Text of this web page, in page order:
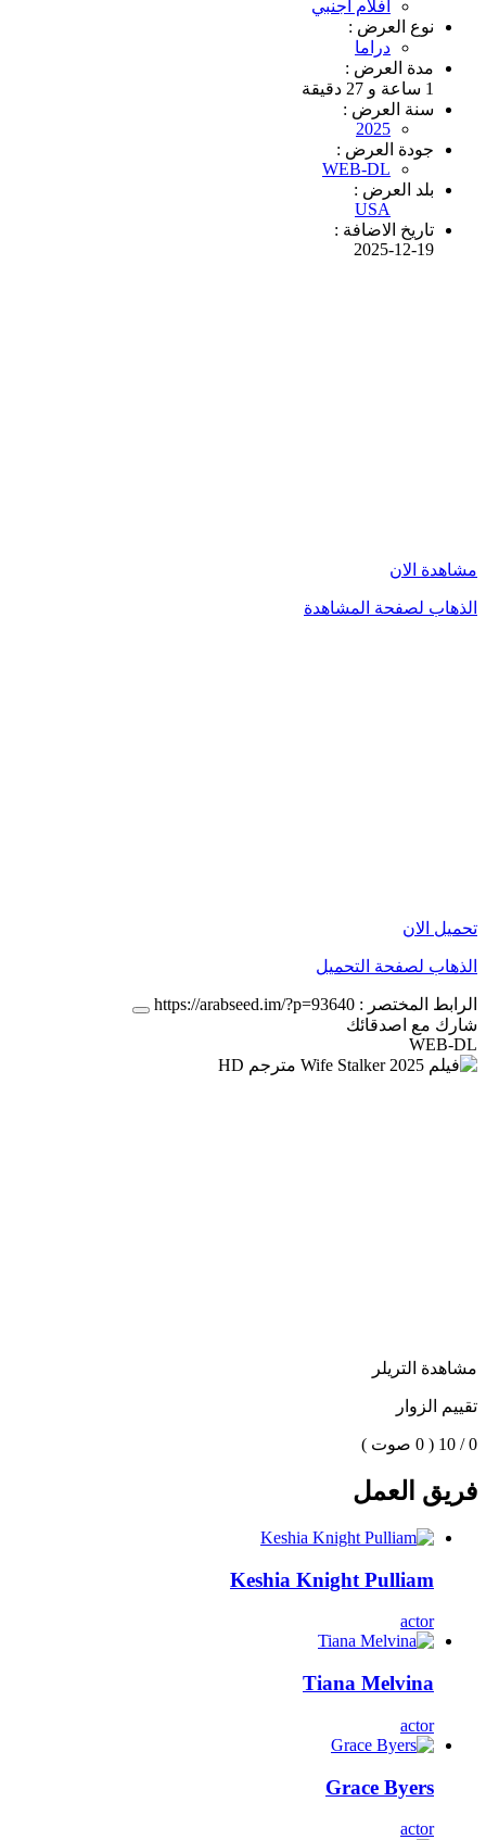
افلام اجنبي
نوع العرض :
دراما
مدة العرض :
1 ساعة و 27 دقيقة
سنة العرض :
2025
جودة العرض :
WEB-DL
بلد العرض :
USA
تاريخ الاضافة :
2025-12-19
مشاهدة الان
الذهاب لصفحة المشاهدة
تحميل الان
الذهاب لصفحة التحميل
الرابط المختصر : https://arabseed.im/?p=93640
شارك مع اصدقائك
WEB-DL
مشاهدة التريلر
تقييم الزوار
0 / 10 ( 0 صوت )
فريق العمل
Keshia Knight Pulliam
actor
Tiana Melvina
actor
Grace Byers
actor